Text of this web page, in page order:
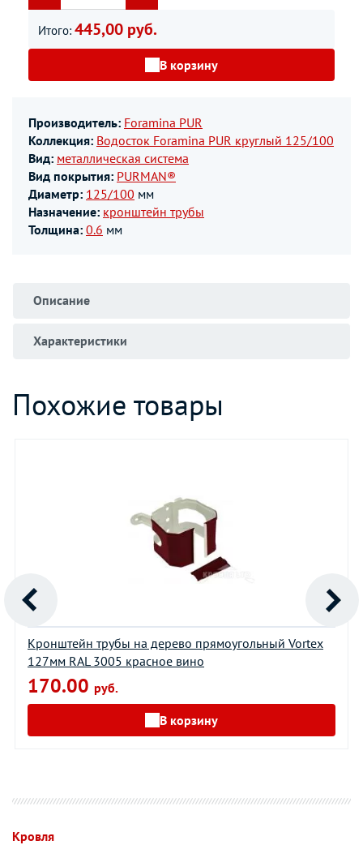
Итого: 445,00 руб.
В корзину
Производитель: Foramina PUR
Коллекция: Водосток Foramina PUR круглый 125/100
Вид: металлическая система
Вид покрытия: PURMAN®
Диаметр: 125/100 мм
Назначение: кронштейн трубы
Толщина: 0.6 мм
Описание
Характеристики
Похожие товары
Кронштейн трубы на дерево прямоугольный Vortex
127мм RAL 3005 красное вино
170.00 руб.
В корзину
Кровля